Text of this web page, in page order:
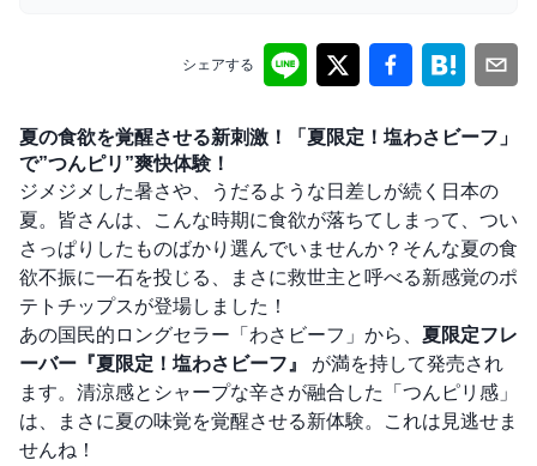
シェアする
夏の食欲を覚醒させる新刺激！「夏限定！塩わさビーフ」
で”つんピリ”爽快体験！
ジメジメした暑さや、うだるような日差しが続く日本の
夏。皆さんは、こんな時期に食欲が落ちてしまって、つい
さっぱりしたものばかり選んでいませんか？そんな夏の食
欲不振に一石を投じる、まさに救世主と呼べる新感覚のポ
テトチップスが登場しました！
あの国民的ロングセラー「わさビーフ」から、 夏限定フレ
ーバー『夏限定！塩わさビーフ』
が満を持して発売され
ます。清涼感とシャープな辛さが融合した「つんピリ感」
は、まさに夏の味覚を覚醒させる新体験。これは見逃せま
せんね！